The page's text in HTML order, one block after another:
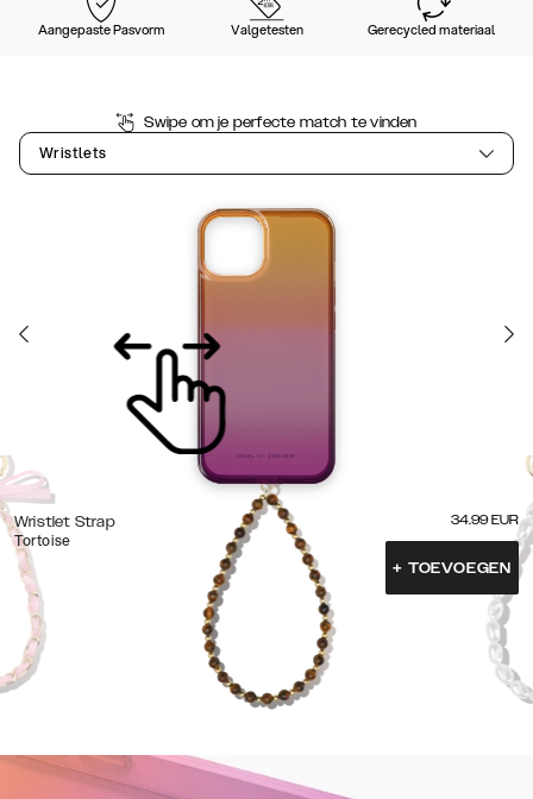
Aangepaste Pasvorm Valgetesten Gerecycled materiaal
Swipe om je perfecte match te vinden
Wristlets
Wristlet Strap
Tortoise
34.99 EUR
+ TOEVOEGEN